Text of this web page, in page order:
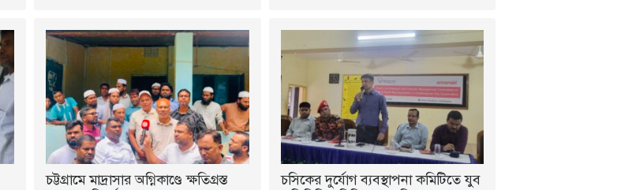
চট্টগ্রামে মাদ্রাসার অগ্নিকাণ্ডে ক্ষতিগ্রস্ত
চসিকের দুর্যোগ ব্যবস্থাপনা কমিটিতে যুব